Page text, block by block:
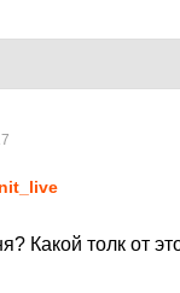
Какой толк от